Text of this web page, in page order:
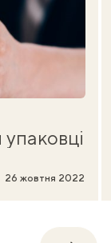
26 жовтня 2022